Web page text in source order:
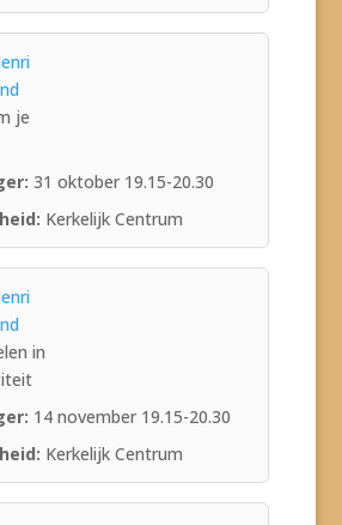
je
31 oktober 19.15-20.30
Kerkelijk Centrum
in
14 november 19.15-20.30
Kerkelijk Centrum